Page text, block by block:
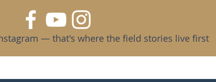
— that's where the field stories live first